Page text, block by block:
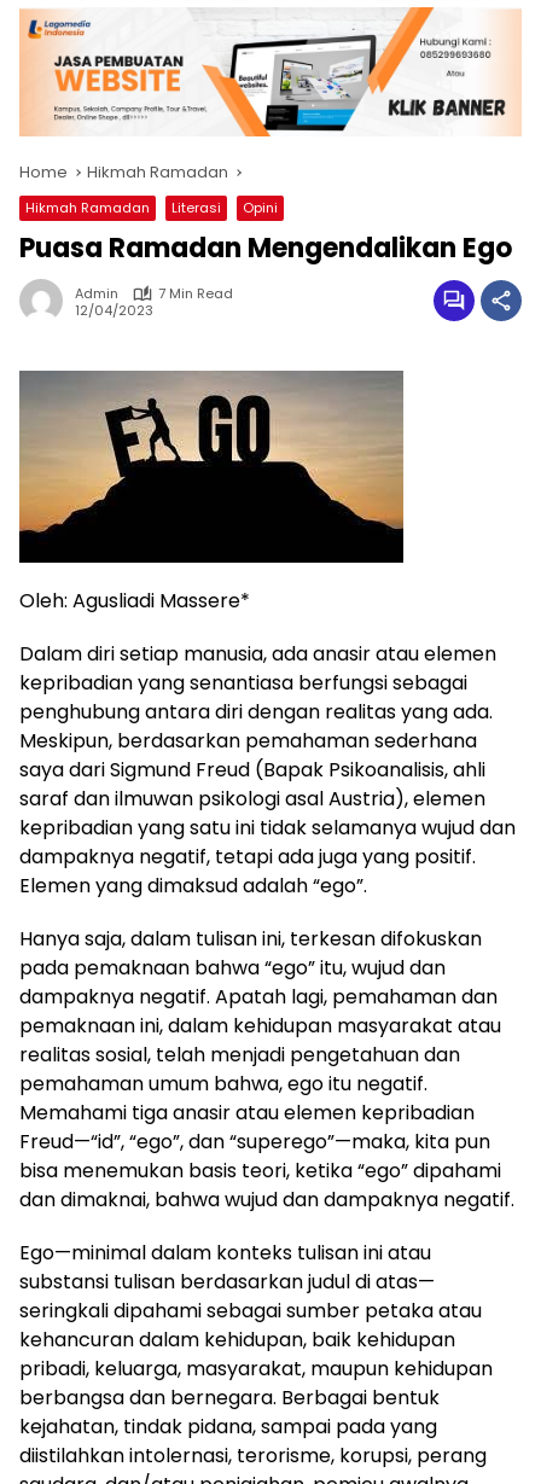
Home Hikmah Ramadan
Hikmah Ramadan Literasi Opini
Puasa Ramadan Mengendalikan Ego
Admin
7 Min Read
12/04/2023
Oleh: Agusliadi Massere*
Dalam diri setiap manusia, ada anasir atau elemen
kepribadian yang senantiasa berfungsi sebagai
penghubung antara diri dengan realitas yang ada.
Meskipun, berdasarkan pemahaman sederhana
saya dari Sigmund Freud (Bapak Psikoanalisis, ahli
saraf dan ilmuwan psikologi asal Austria), elemen
kepribadian yang satu ini tidak selamanya wujud dan
dampaknya negatif, tetapi ada juga yang positif.
Elemen yang dimaksud adalah “ego”.
Hanya saja, dalam tulisan ini, terkesan difokuskan
pada pemaknaan bahwa “ego” itu, wujud dan
dampaknya negatif. Apatah lagi, pemahaman dan
pemaknaan ini, dalam kehidupan masyarakat atau
realitas sosial, telah menjadi pengetahuan dan
pemahaman umum bahwa, ego itu negatif.
Memahami tiga anasir atau elemen kepribadian
Freud—“id”, “ego”, dan “superego”—maka, kita pun
bisa menemukan basis teori, ketika “ego” dipahami
dan dimaknai, bahwa wujud dan dampaknya negatif.
Ego—minimal dalam konteks tulisan ini atau
substansi tulisan berdasarkan judul di atas—
seringkali dipahami sebagai sumber petaka atau
kehancuran dalam kehidupan, baik kehidupan
pribadi, keluarga, masyarakat, maupun kehidupan
berbangsa dan bernegara. Berbagai bentuk
kejahatan, tindak pidana, sampai pada yang
diistilahkan intolernasi, terorisme, korupsi, perang